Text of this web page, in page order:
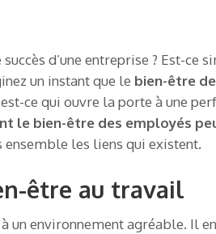
d’une entreprise ? Est-ce
un instant que le bien-être
ce qui ouvre la porte à une
le bien-être des employés
ensemble les liens qui existent.
être au travail
un environnement agréable. Il